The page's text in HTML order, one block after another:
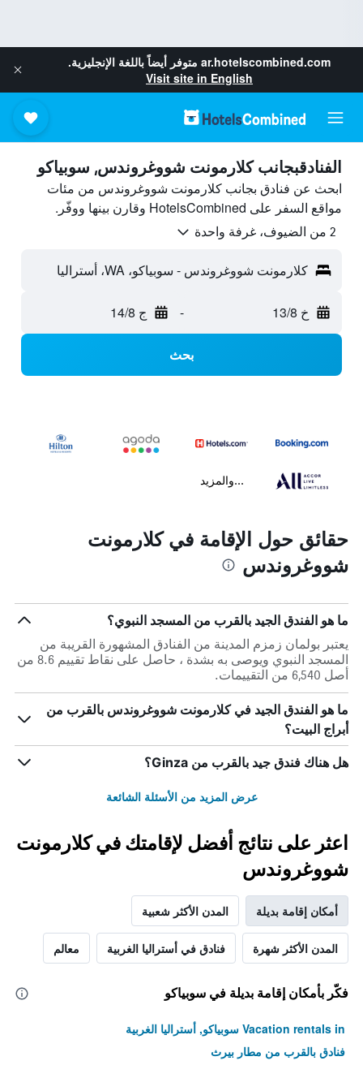
ar.hotelscombined.com متوفر أيضاً باللغة الإنجليزية.
Visit site in English
الفنادقبجانب كلارمونت شووغروندس, سوبياكو
ابحث عن فنادق بجانب كلارمونت شووغروندس من مئات
مواقع السفر على HotelsCombined وقارن بينها ووفّر.
2 من الضيوف، غرفة واحدة
كلارمونت شووغروندس - سوبياكو، WA، أستراليا
خ 13/8 - ج 14/8
بحث
...والمزيد
حقائق حول الإقامة في كلارمونت
شووغروندس
ما هو الفندق الجيد بالقرب من المسجد النبوي؟
يعتبر بولمان زمزم المدينة من الفنادق المشهورة القريبة من
المسجد النبوي ويوصى به بشدة ، حاصل على نقاط تقييم 8.6 من
أصل 6,540 من التقييمات.
ما هو الفندق الجيد في كلارمونت شووغروندس بالقرب من
أبراج البيت؟
هل هناك فندق جيد بالقرب من Ginza؟
عرض المزيد من الأسئلة الشائعة
اعثر على نتائج أفضل لإقامتك في كلارمونت
شووغروندس
أمكان إقامة بديلة المدن الأكثر شعبية
المدن الأكثر شهرة فنادق في أستراليا الغربية معالم
فكّر بأمكان إقامة بديلة في سوبياكو
Vacation rentals in سوبياكو, أستراليا الغربية
فنادق بالقرب من مطار بيرث